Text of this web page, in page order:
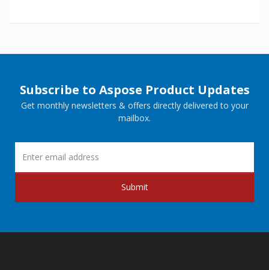
Subscribe to Aspose Product Updates
Get monthly newsletters & offers directly delivered to your
mailbox.
Submit